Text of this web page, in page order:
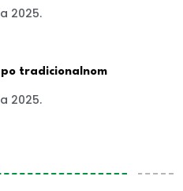
2025.
tradicionalnom
2025.